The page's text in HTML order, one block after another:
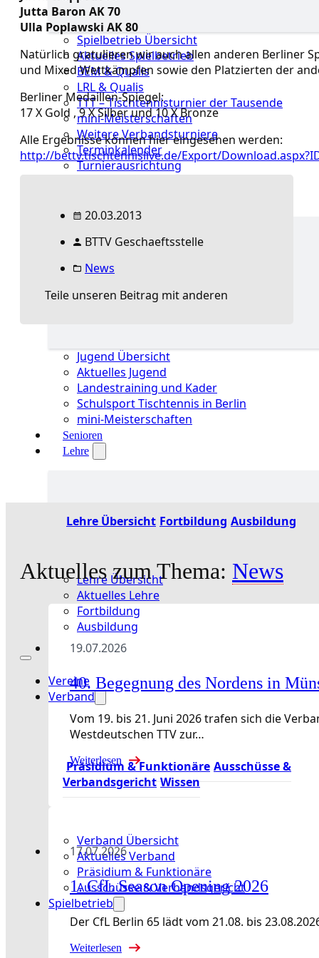
Spielbetrieb Übersicht
Aktuelles Spielbetrieb
BEM & Qualis
LRL & Qualis
TTT – Tischtennisturnier der Tausende
mini-Meisterschaften
Weitere Verbandsturniere
Terminkalender
Turnierausrichtung
Jugend Übersicht
Jugend Übersicht
Aktuelles Jugend
Landestraining und Kader
Schulsport Tischtennis in Berlin
mini-Meisterschaften
Senioren
Lehre
Lehre Übersicht Fortbildung Ausbildung
Lehre Übersicht
Aktuelles Lehre
Fortbildung
Ausbildung
Vereine
Verband
Präsidium & Funktionäre Ausschüsse &
Verbandsgericht Wissen
Verband Übersicht
Aktuelles Verband
Präsidium & Funktionäre
Ausschüsse & Verbandsgericht
Spielbetrieb
Jutta Baron AK 70
Ulla Poplawski AK 80
Natürlich gratulieren wir auch allen anderen Berliner
und Mixed Wettkämpfen sowie den Platzierten der
Berliner Medaillen-Spiegel:
17 X Gold , 9 X Silber und 10 X Bronze
Alle Ergebnisse können hier eingesehen werden:
http://bettv.tischtennislive.de/Export/
20.03.2013
BTTV Geschaeftsstelle
News
Teile unseren Beitrag mit anderen
Aktuelles zum Thema: News
19.07.2026
40. Begegnung des Nordens in
Vom 19. bis 21. Juni 2026 trafen sich die
Westdeutschen TTV zur…
Weiterlesen
17.07.2026
1. CfL Season Opening 2026
Der CfL Berlin 65 lädt vom 21.08. bis
Weiterlesen